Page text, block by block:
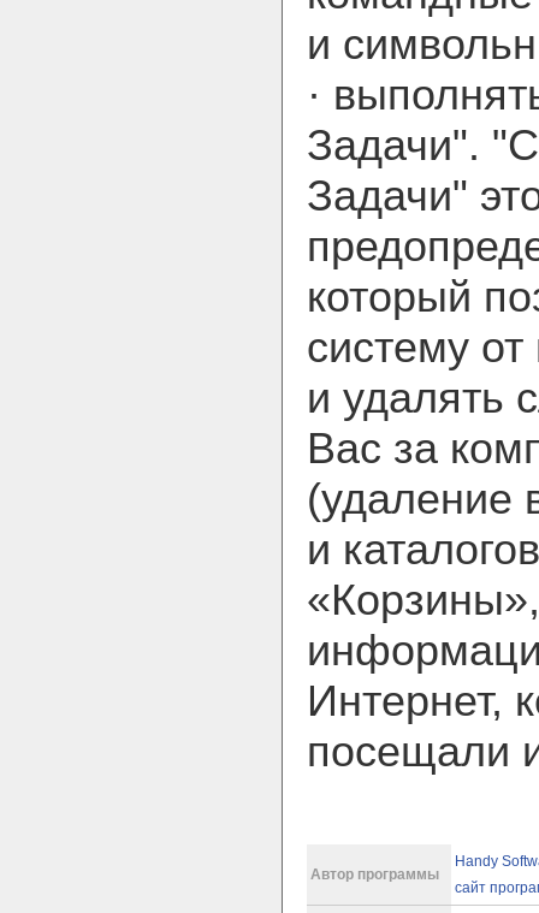
и
·
Задачи".
Задачи"
который
систему
и удалять
Вас за
(удаление
и
Интернет,
посещали
Автор программы
Handy
сайт